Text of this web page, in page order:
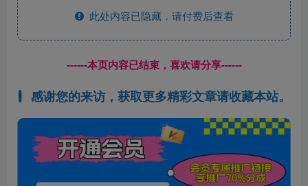
此处内容已隐藏，请付费后查看
------本页内容已结束，喜欢请分享------
感谢您的来访，获取更多精彩文章请收藏本站。